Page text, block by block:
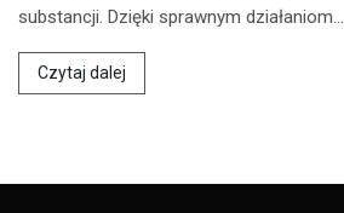
substancji. Dzięki sprawnym działaniom…
Czytaj dalej